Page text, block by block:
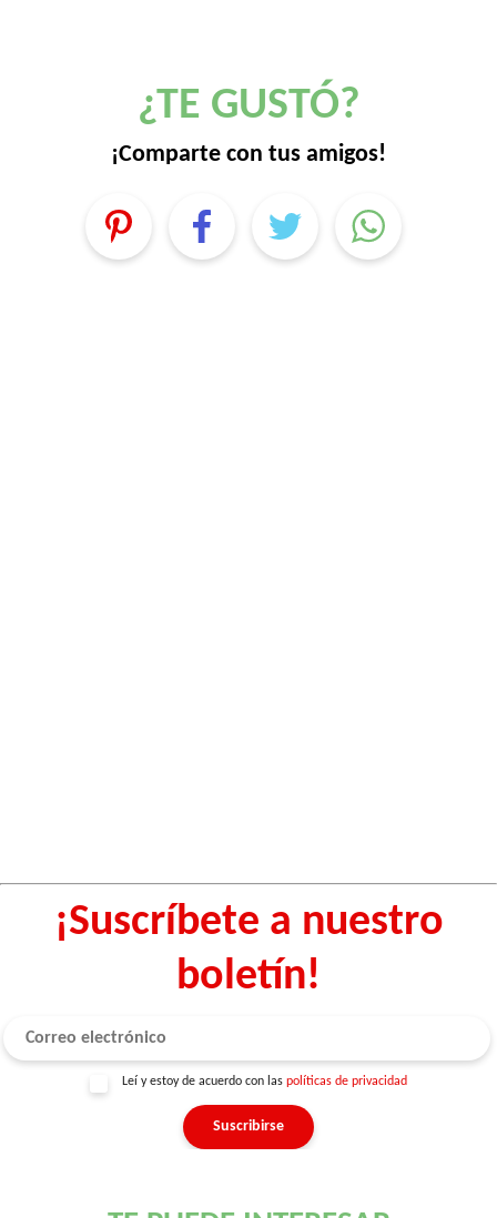
¿TE GUSTÓ?
¡Comparte con tus amigos!
¡Suscríbete a nuestro
boletín!
Leí y estoy de acuerdo con las políticas de privacidad